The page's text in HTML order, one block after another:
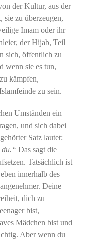
der Kultur, aus der
sie zu überzeugen,
Imam oder ihr
der Hijab, Teil
sich, öffentlich zu
wenn sie es tun,
kämpfen,
zu sein.
Umständen ein
und sich dabei
Satz lautet:
du.“ Das sagt die
Tatsächlich ist
innerhalb des
Deine
dich zu
bist,
Mädchen bist und
Aber wenn du